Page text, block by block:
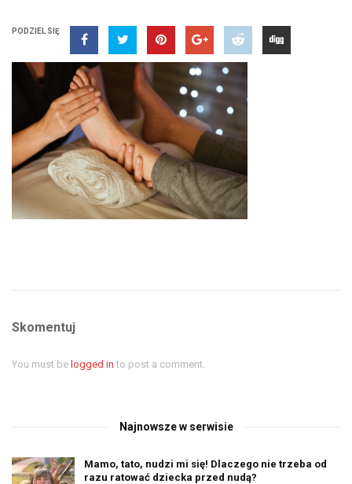
PODZIEL SIĘ
Skomentuj
You must be logged in to post a comment.
Najnowsze w serwisie
Mamo, tato, nudzi mi się! Dlaczego nie trzeba od
razu ratować dziecka przed nudą?